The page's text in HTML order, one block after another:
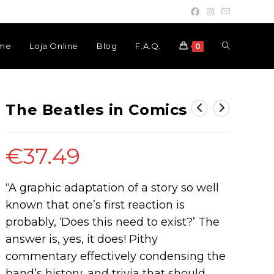
Loja Online Blog F.A.Q. 0 Toggle
The Beatles in Comics
€37.49
“A graphic adaptation of a story so well
known that one’s first reaction is
probably, ‘Does this need to exist?’ The
answer is, yes, it does! Pithy
commentary effectively condensing the